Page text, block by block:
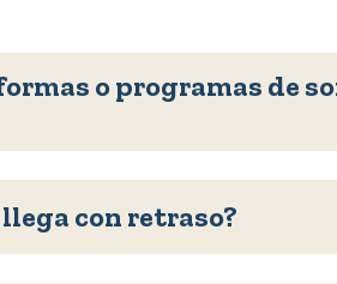
o programas de
con retraso?